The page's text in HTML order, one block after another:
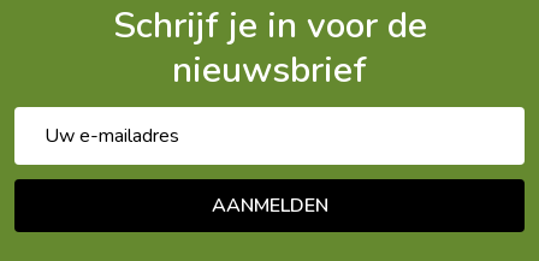
Schrijf je in voor de
nieuwsbrief
mailadres
AANMELDEN